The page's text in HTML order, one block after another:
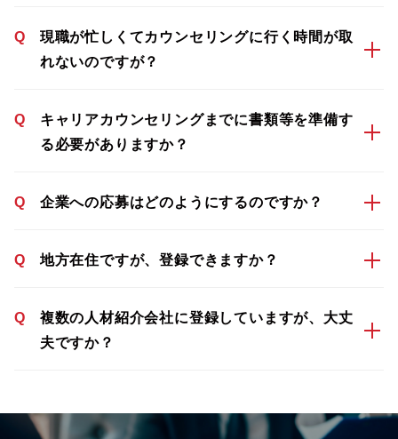
Q
現職が忙しくてカウンセリングに行く時間が取
れないのですが？
Q
キャリアカウンセリングまでに書類等を準備す
る必要がありますか？
Q 企業への応募はどのようにするのですか？
Q 地方在住ですが、登録できますか？
Q
複数の人材紹介会社に登録していますが、大丈
夫ですか？